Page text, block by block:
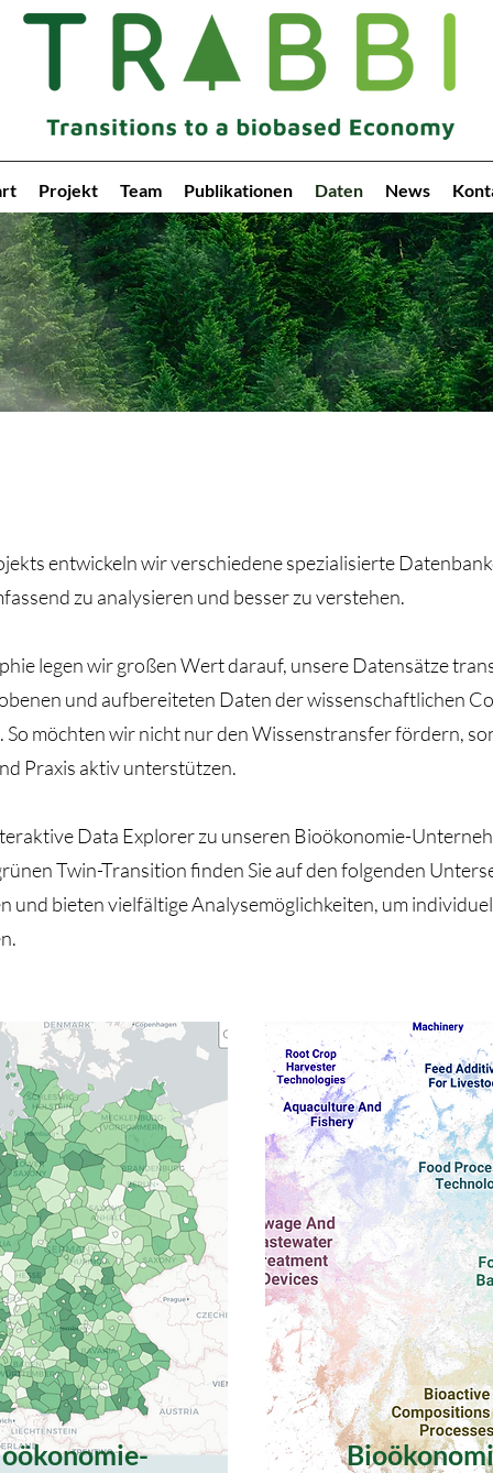
Projekt Team Publikationen Daten News
entwickeln wir verschiedene spezialisierte
zu analysieren und besser zu verstehen.
legen wir großen Wert darauf, unsere Datensätze
und aufbereiteten Daten der wissenschaftlichen
möchten wir nicht nur den Wissenstransfer fördern,
Praxis aktiv unterstützen.
Data Explorer zu unseren Bioökonomie-
Twin-Transition finden Sie auf den folgenden
und bieten vielfältige Analysemöglichkeiten, um